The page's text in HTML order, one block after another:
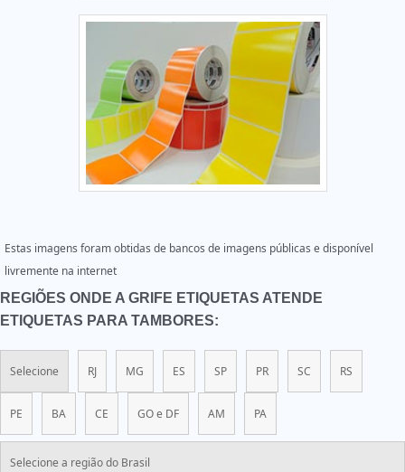
Estas imagens foram obtidas de bancos de imagens públicas e disponível
livremente na internet
REGIÕES ONDE A GRIFE ETIQUETAS ATENDE
ETIQUETAS PARA TAMBORES:
Selecione RJ MG ES SP PR SC RS
PE BA CE GO e DF AM PA
Selecione a região do Brasil